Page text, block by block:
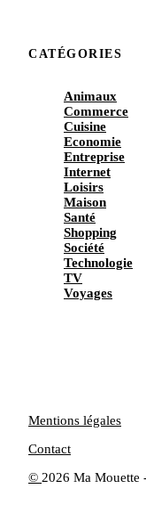
CATÉGORIES
Animaux
Commerce
Cuisine
Economie
Entreprise
Internet
Loisirs
Maison
Santé
Shopping
Société
Technologie
TV
Voyages
© 2026 Ma Mouette
Mentions légales
Contact